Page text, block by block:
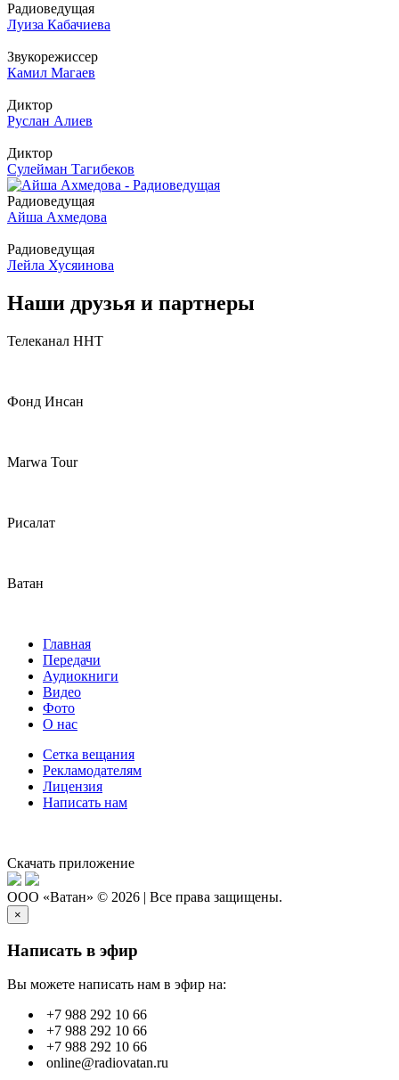
Радиоведущая
Луиза Кабачиева
Звукорежиссер
Камил Магаев
Диктор
Руслан Алиев
Диктор
Сулейман Тагибеков
Радиоведущая
Айша Ахмедова
Радиоведущая
Лейла Хусяинова
Наши друзья и партнеры
Телеканал ННТ
Фонд Инсан
Marwa Tour
Рисалат
Ватан
Главная
Передачи
Аудиокниги
Видео
Фото
О нас
Сетка вещания
Рекламодателям
Лицензия
Написать нам
Скачать приложение
ООО «Ватан» © 2026 | Все права защищены.
×
Написать в эфир
Вы можете написать нам в эфир на:
+7 988 292 10 66
+7 988 292 10 66
+7 988 292 10 66
online@radiovatan.ru